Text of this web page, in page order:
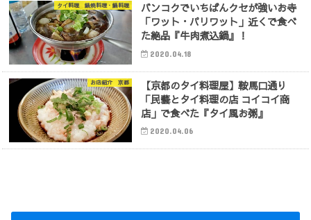
タイ料理 鍋焼料理・鍋料理
バンコクでいちばんクセが強いお寺
「ワット・パリワット」近くで食べ
た絶品『牛肉煮込鍋』！
2020.04.18
お店紹介 京都
【京都のタイ料理屋】鞍馬口通り
「民藝とタイ料理の店 コイコイ商
店」で食べた『タイ風お粥』
2020.04.06